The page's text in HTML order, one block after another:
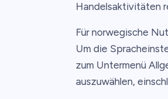
Handelsaktivitäten
Für norwegische
Um die
zum Untermenü
auszuwählen,